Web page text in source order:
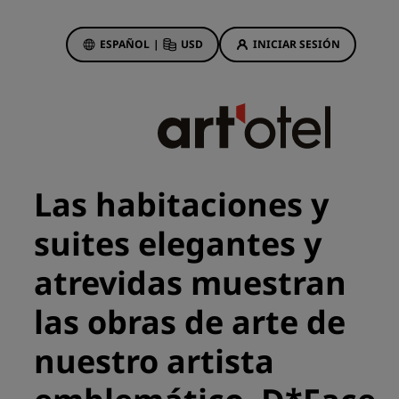
ESPAÑOL | USD INICIAR SESIÓN
Ofertas de hotel
A la primera va la vencida
Ofertas especiales
Reservar con antelación
Consultar nuestros paquetes
Ideas de viaje
Hoteles para familias
Las habitaciones y
suites elegantes y
atrevidas muestran
las obras de arte de
nuestro artista